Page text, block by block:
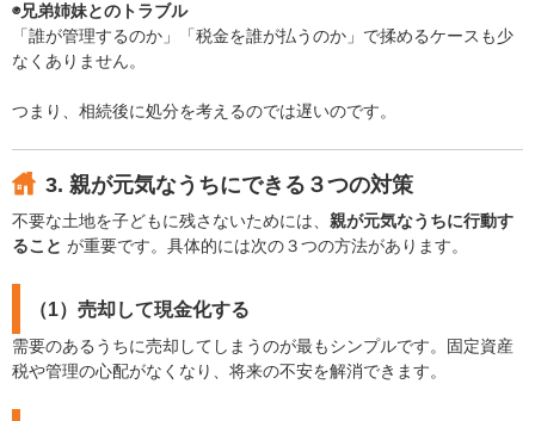
◉兄弟姉妹とのトラブル
「誰が管理するのか」「税金を誰が払うのか」で揉めるケースも少
なくありません。
つまり、相続後に処分を考えるのでは遅いのです。
3. 親が元気なうちにできる３つの対策
不要な土地を子どもに残さないためには、 親が元気なうちに行動す
ること が重要です。具体的には次の３つの方法があります。
（1）売却して現金化する
需要のあるうちに売却してしまうのが最もシンプルです。固定資産
税や管理の心配がなくなり、将来の不安を解消できます。